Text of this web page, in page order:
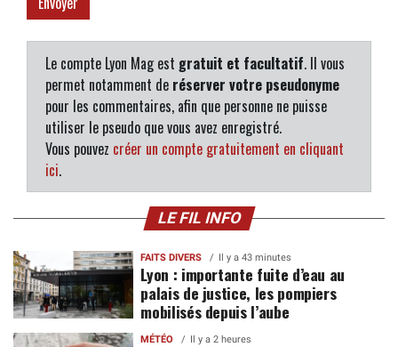
Le compte Lyon Mag est gratuit et facultatif. Il vous
permet notamment de réserver votre pseudonyme
pour les commentaires, afin que personne ne puisse
utiliser le pseudo que vous avez enregistré.
Vous pouvez créer un compte gratuitement en cliquant
ici.
LE FIL INFO
FAITS DIVERS Il y a 43 minutes
Lyon : importante fuite d’eau au
palais de justice, les pompiers
mobilisés depuis l’aube
MÉTÉO Il y a 2 heures